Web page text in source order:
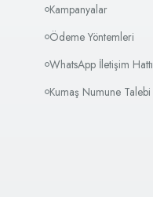
Kampanyalar
Ödeme Yöntemleri
WhatsApp İletişim Hattı
Kumaş Numune Talebi